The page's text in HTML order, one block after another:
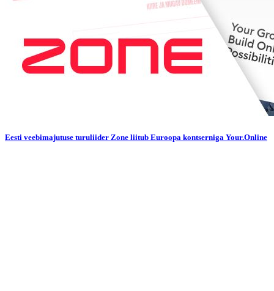
Eesti veebimajutuse turuliider Zone liitub Euroopa kontserniga Your.Online